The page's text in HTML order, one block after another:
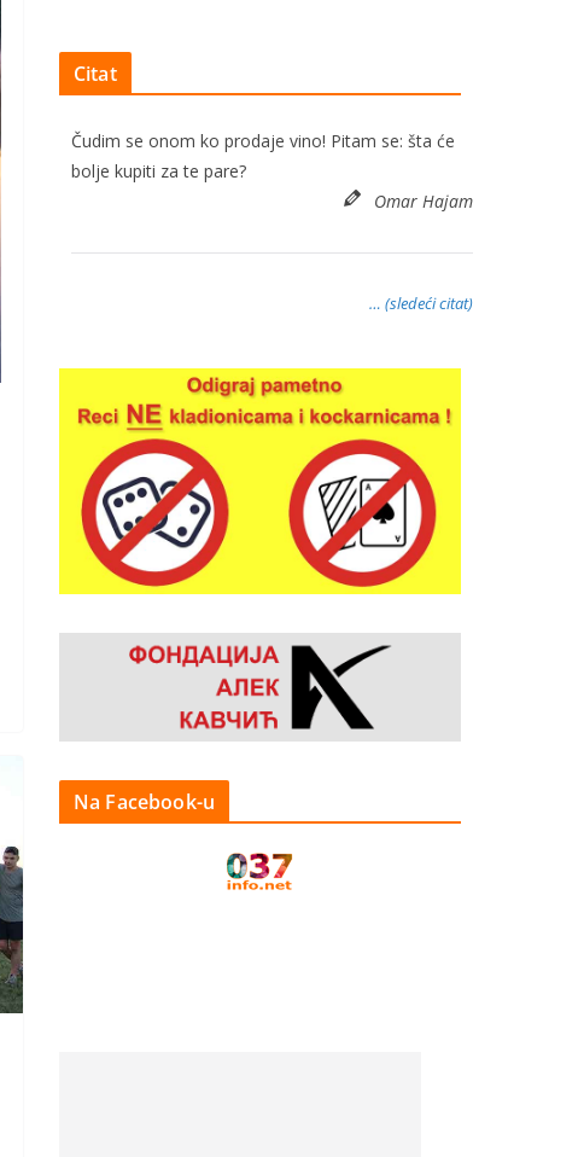
Citat
Čudim se onom ko prodaje vino! Pitam se: šta će
bolje kupiti za te pare?
Omar Hajam
… (sledeći citat)
Na Facebook-u